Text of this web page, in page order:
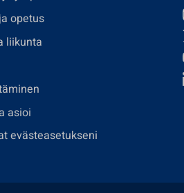
opetus
liikunta
asioi
evästeasetukseni